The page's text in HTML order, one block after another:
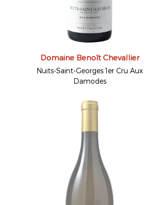
Domaine Benoît Chevallier
Nuits-Saint-Georges 1er Cru Aux
Damodes